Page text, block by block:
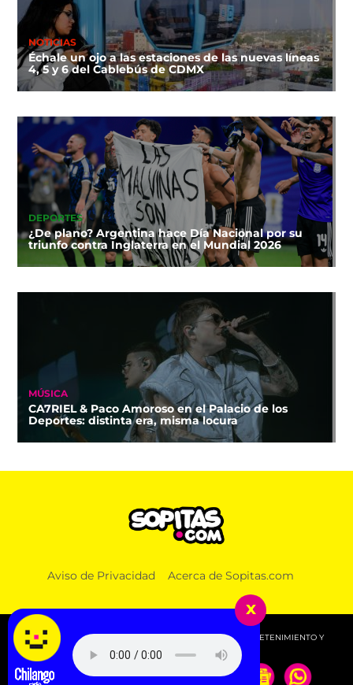
NOTICIAS
Échale un ojo a las estaciones de las nuevas líneas
4, 5 y 6 del Cablebús de CDMX
DEPORTES
¿De plano? Argentina hace Día Nacional por su
triunfo contra Inglaterra en el Mundial 2026
MÚSICA
CA7RIEL & Paco Amoroso en el Palacio de los
Deportes: distinta era, misma locura
Aviso de Privacidad Acerca de Sopitas.com
© 2026 SOPITAS.COM - MÚSICA, NOTICIAS, DEPORTES, ENTRETENIMIENTO Y
MÁS!.
x